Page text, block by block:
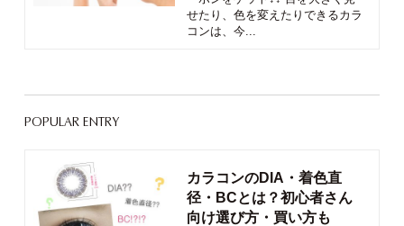
せたり、色を変えたりできるカラ
コンは、今...
POPULAR ENTRY
カラコンのDIA・着色直
径・BCとは？初心者さん
向け選び方・買い方も